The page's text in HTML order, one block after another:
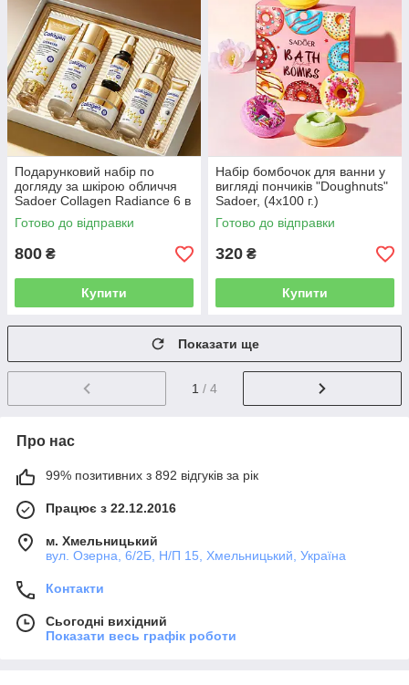
Подарунковий набір по
догляду за шкірою обличчя
Sadoer Collagen Radiance 6 в
1
Готово до відправки
800 ₴
Купити
Набір бомбочок для ванни у
вигляді пончиків "Doughnuts"
Sadoer, (4x100 г.)
Готово до відправки
320 ₴
Купити
Показати ще
1 / 4
Про нас
99% позитивних з 892 відгуків за рік
Працює з 22.12.2016
м. Хмельницький
вул. Озерна, 6/2Б, Н/П 15, Хмельницький, Україна
Контакти
Сьогодні вихідний
Показати весь графік роботи